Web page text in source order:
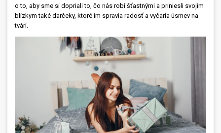
o to, aby sme si dopriali to, čo nás robí šťastnými a priniesli svojim
blízkym také darčeky, ktoré im spravia radosť a vyčaria úsmev na
tvári.